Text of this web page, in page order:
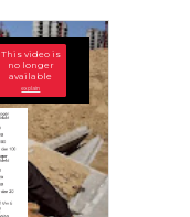
This video is
no longer
available
explain